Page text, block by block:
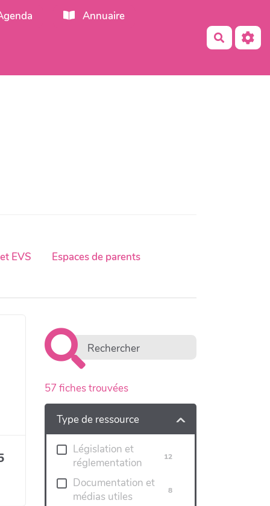
Annuaire
EVS Espaces de parents
57 fiches trouvées
Type de ressource
Législation et
réglementation
12
Documentation et
médias utiles
8